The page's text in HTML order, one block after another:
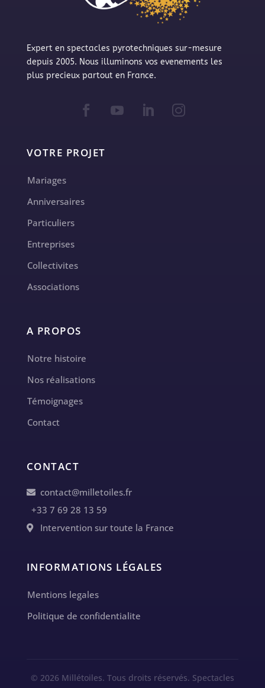
Expert en spectacles pyrotechniques sur-mesure
depuis 2005. Nous illuminons vos evenements les
plus precieux partout en France.
VOTRE PROJET
Mariages
Anniversaires
Particuliers
Entreprises
Collectivites
Associations
A PROPOS
Notre histoire
Nos réalisations
Témoignages
Contact
CONTACT
contact@milletoiles.fr
+33 7 69 28 13 59
Intervention sur toute la France
INFORMATIONS LÉGALES
Mentions legales
Politique de confidentialite
© 2026 Millétoiles. Tous droits réservés. Spectacles